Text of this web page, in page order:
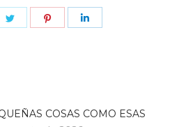
Share
Share
COSAS COMO ESAS